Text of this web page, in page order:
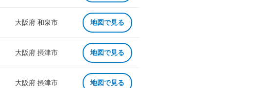
大阪府 和泉市 地図で見る
大阪府 摂津市 地図で見る
大阪府 摂津市 地図で見る